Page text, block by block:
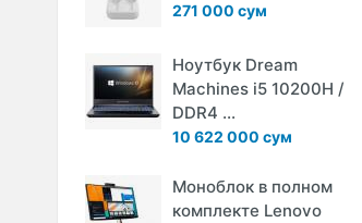
271 000 сум
Ноутбук Dream
Machines i5 10200H /
DDR4 ...
10 622 000 сум
Моноблок в полном
комплекте Lenovo